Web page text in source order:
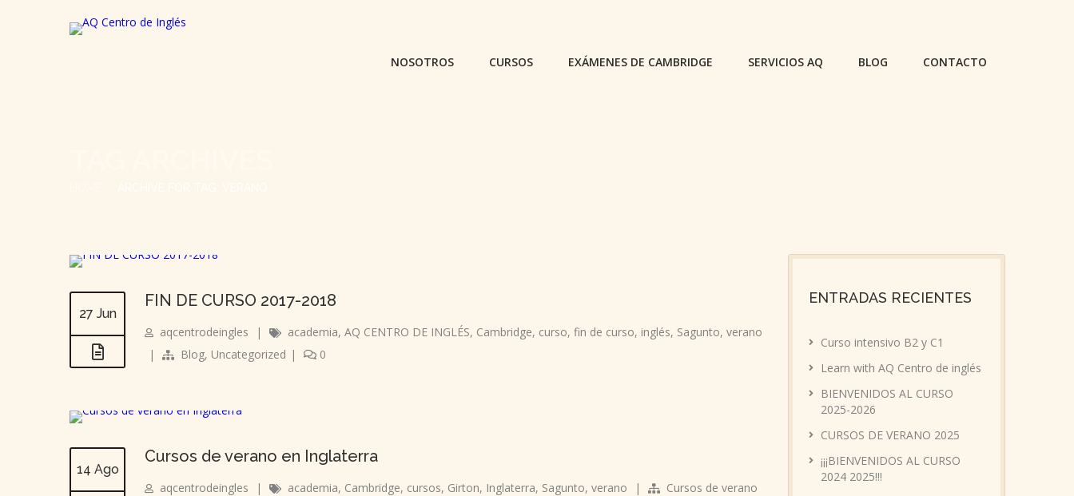
NOSOTROS CURSOS EXÁMENES DE CAMBRIDGE SERVICIOS AQ BLOG CONTACTO
27 Jun
FIN DE CURSO 2017-2018
aqcentrodeingles | academia, AQ CENTRO DE INGLÉS, Cambridge, curso, fin de curso, inglés, Sagunto, verano
|
Blog, Uncategorized | 0
14 Ago
Cursos de verano en Inglaterra
aqcentrodeingles | academia, Cambridge, cursos, Girton, Inglaterra, Sagunto, verano |
Cursos de verano
ENTRADAS RECIENTES
Curso intensivo B2 y C1
Learn with AQ Centro de inglés
BIENVENIDOS AL CURSO
2025-2026
CURSOS DE VERANO 2025
¡¡¡BIENVENIDOS AL CURSO
2024 2025!!!